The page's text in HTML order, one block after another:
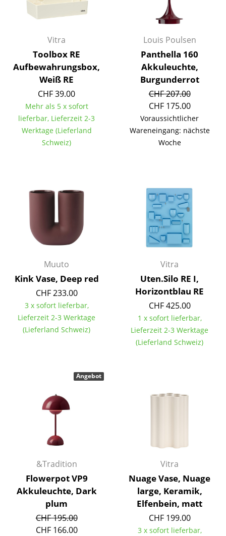
Konferenztische
Stehtische & Stehpulte
Kindertische
Gartentische
Servierwagen
Einzelteile
... alle Tische
Bücherregale
Wandregale
Sideboards & Kommoden
TV Möbel
Beistell- & Rollcontainer
Barmöbel
Garderoben
... alle Aufbewahrungsmöbel
Tischleuchten
Schreibtischleuchten
Stehleuchten & Leseleuchten
Bodenleuchten
Wandleuchten
Vitra
Toolbox RE
Aufbewahrungsbox,
Weiß RE
CHF 39.00
Mehr als 5 x sofort
lieferbar, Lieferzeit 2-3
Werktage (Lieferland
Schweiz)
Louis Poulsen
Panthella 160
Akkuleuchte,
Burgunderrot
CHF 207.00
CHF 175.00
Voraussichtlicher
Wareneingang: nächste
Woche
Muuto
Kink Vase, Deep red
CHF 233.00
3 x sofort lieferbar,
Lieferzeit 2-3 Werktage
(Lieferland Schweiz)
Vitra
Uten.Silo RE I,
Horizontblau RE
CHF 425.00
1 x sofort lieferbar,
Lieferzeit 2-3 Werktage
(Lieferland Schweiz)
&Tradition
Flowerpot VP9
Akkuleuchte, Dark
plum
CHF 195.00
CHF 166.00
Angebot
Vitra
Nuage Vase, Nuage
large, Keramik,
Elfenbein, matt
CHF 199.00
3 x sofort lieferbar,